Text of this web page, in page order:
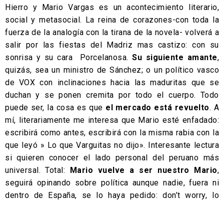
Hierro y Mario Vargas es un acontecimiento literario,
social y metasocial. La reina de corazones-con toda la
fuerza de la analogía con la tirana de la novela- volverá a
salir por las fiestas del Madriz mas castizo: con su
sonrisa y su cara Porcelanosa.Su siguiente amante,
quizás, sea un ministro de Sánchez; o un político vasco
de VOX con inclinaciones hacia las maduritas que se
duchan y se ponen cremita por todo el cuerpo. Todo
puede ser, la cosa es que el mercado está revuelto. A
mí, literariamente me interesa que Mario esté enfadado:
escribirá como antes, escribirá con la misma rabia con la
que leyó » Lo que Varguitas no dijo». Interesante lectura
si quieren conocer el lado personal del peruano más
universal. Total: Mario vuelve a ser nuestro Mario,
seguirá opinando sobre política aunque nadie, fuera ni
dentro de España, se lo haya pedido: don’t worry, lo